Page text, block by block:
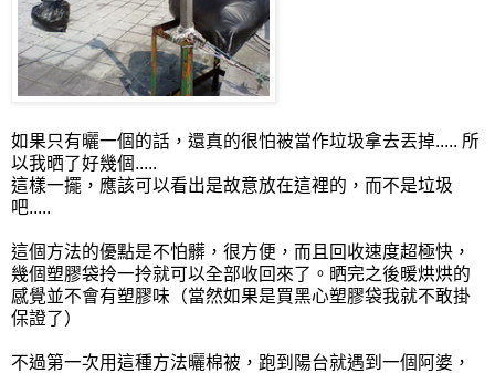
如果只有曬一個的話，還真的很怕被當作垃圾拿去丟掉..... 所
以我晒了好幾個.....
這樣一擺，應該可以看出是故意放在這裡的，而不是垃圾
吧.....
這個方法的優點是不怕髒，很方便，而且回收速度超極快，
幾個塑膠袋拎一拎就可以全部收回來了。晒完之後暖烘烘的
感覺並不會有塑膠味（當然如果是買黑心塑膠袋我就不敢掛
保證了）
不過第一次用這種方法曬棉被，跑到陽台就遇到一個阿婆，